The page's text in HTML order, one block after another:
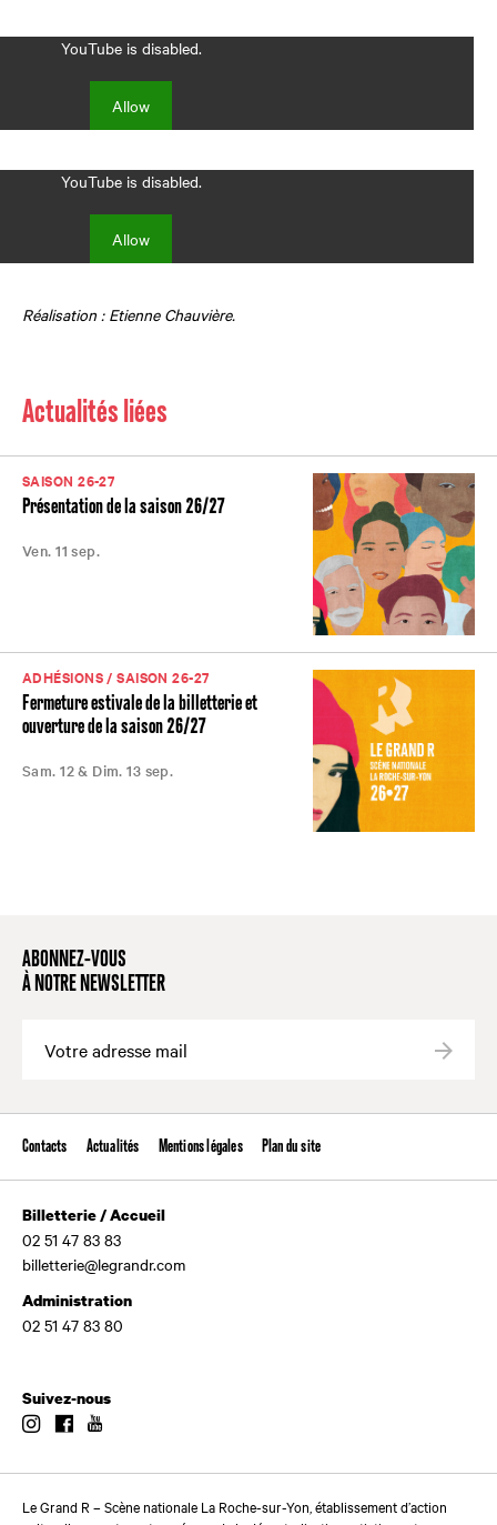
YouTube is disabled.
Allow
YouTube is disabled.
Allow
Réalisation : Etienne Chauvière.
Actualités liées
SAISON 26-27
Présentation de la saison 26/27
Ven. 11 sep.
ADHÉSIONS / SAISON 26-27
Fermeture estivale de la billetterie et
ouverture de la saison 26/27
Sam. 12 & Dim. 13 sep.
ABONNEZ-VOUS
À NOTRE NEWSLETTER
Contacts Actualités Mentions légales Plan du site
Billetterie / Accueil
02 51 47 83 83
billetterie@legrandr.com
Administration
02 51 47 83 80
Suivez-nous
InstagramFacebook
Le Grand R – Scène nationale La Roche-sur-Yon, établissement d’action